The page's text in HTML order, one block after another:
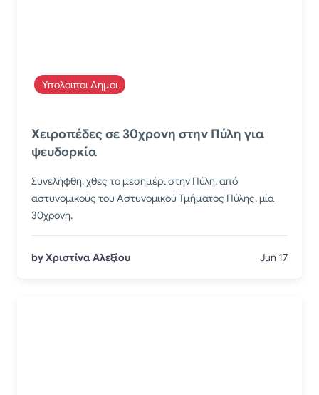
Υπολοιποι Δημοι
Χειροπέδες σε 30χρονη στην Πύλη για
ψευδορκία
Συνελήφθη, χθες το μεσημέρι στην Πύλη, από
αστυνομικούς του Αστυνομικού Τμήματος Πύλης, μία
30χρονη.
by Χριστίνα Αλεξίου Jun 17